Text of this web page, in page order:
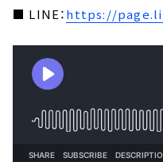
■ LINE：https://